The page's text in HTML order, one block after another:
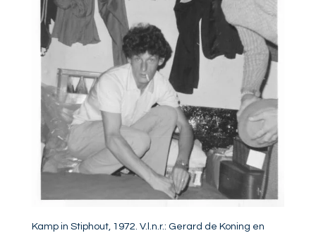
Kamp in Stiphout, 1972. V.l.n.r.: Gerard de Koning en